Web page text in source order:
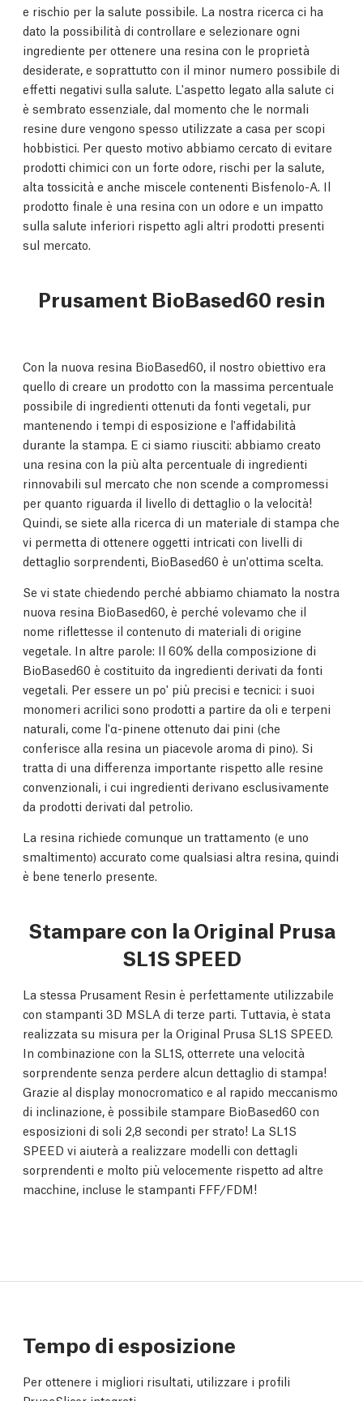
e rischio per la salute possibile. La nostra ricerca ci ha
dato la possibilità di controllare e selezionare ogni
ingrediente per ottenere una resina con le proprietà
desiderate, e soprattutto con il minor numero possibile di
effetti negativi sulla salute. L'aspetto legato alla salute ci
è sembrato essenziale, dal momento che le normali
resine dure vengono spesso utilizzate a casa per scopi
hobbistici. Per questo motivo abbiamo cercato di evitare
prodotti chimici con un forte odore, rischi per la salute,
alta tossicità e anche miscele contenenti Bisfenolo-A. Il
prodotto finale è una resina con un odore e un impatto
sulla salute inferiori rispetto agli altri prodotti presenti
sul mercato.
Prusament BioBased60 resin
Con la nuova resina BioBased60, il nostro obiettivo era
quello di creare un prodotto con la massima percentuale
possibile di ingredienti ottenuti da fonti vegetali, pur
mantenendo i tempi di esposizione e l'affidabilità
durante la stampa. E ci siamo riusciti: abbiamo creato
una resina con la più alta percentuale di ingredienti
rinnovabili sul mercato che non scende a compromessi
per quanto riguarda il livello di dettaglio o la velocità!
Quindi, se siete alla ricerca di un materiale di stampa che
vi permetta di ottenere oggetti intricati con livelli di
dettaglio sorprendenti, BioBased60 è un'ottima scelta.
Se vi state chiedendo perché abbiamo chiamato la nostra
nuova resina BioBased60, è perché volevamo che il
nome riflettesse il contenuto di materiali di origine
vegetale. In altre parole: Il 60% della composizione di
BioBased60 è costituito da ingredienti derivati da fonti
vegetali. Per essere un po' più precisi e tecnici: i suoi
monomeri acrilici sono prodotti a partire da oli e terpeni
naturali, come l'α-pinene ottenuto dai pini (che
conferisce alla resina un piacevole aroma di pino). Si
tratta di una differenza importante rispetto alle resine
convenzionali, i cui ingredienti derivano esclusivamente
da prodotti derivati dal petrolio.
La resina richiede comunque un trattamento (e uno
smaltimento) accurato come qualsiasi altra resina, quindi
è bene tenerlo presente.
Stampare con la Original Prusa
SL1S SPEED
La stessa Prusament Resin è perfettamente utilizzabile
con stampanti 3D MSLA di terze parti. Tuttavia, è stata
realizzata su misura per la Original Prusa SL1S SPEED.
In combinazione con la SL1S, otterrete una velocità
sorprendente senza perdere alcun dettaglio di stampa!
Grazie al display monocromatico e al rapido meccanismo
di inclinazione, è possibile stampare BioBased60 con
esposizioni di soli 2,8 secondi per strato! La SL1S
SPEED vi aiuterà a realizzare modelli con dettagli
sorprendenti e molto più velocemente rispetto ad altre
macchine, incluse le stampanti FFF/FDM!
Tempo di esposizione
Per ottenere i migliori risultati, utilizzare i profili